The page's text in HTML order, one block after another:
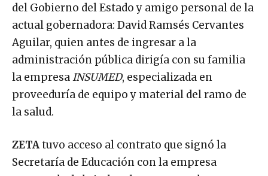
del Gobierno del Estado y amigo personal de la
actual gobernadora: David Ramsés Cervantes
Aguilar, quien antes de ingresar a la
administración pública dirigía con su familia
la empresaINSUMED, especializada en
proveeduría de equipo y material del ramo de
la salud.
ZETAtuvo acceso al contrato que signó la
Secretaría de Educación con la empresa